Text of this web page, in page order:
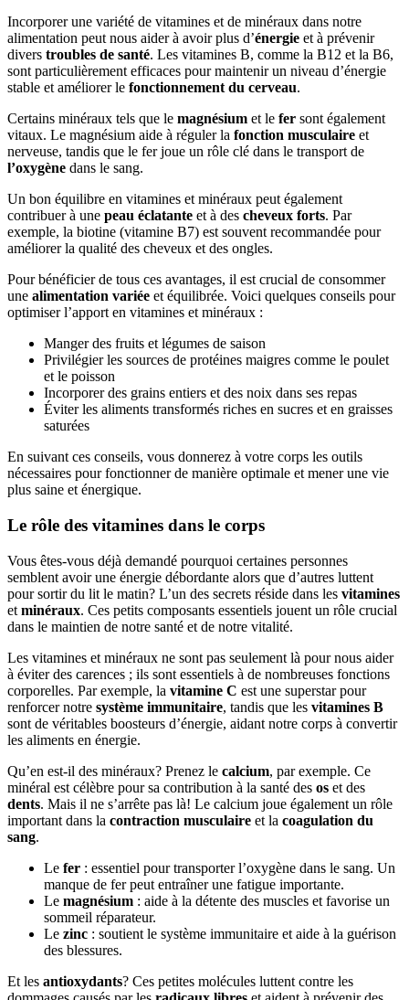
Incorporer une variété de vitamines et de minéraux dans notre
alimentation peut nous aider à avoir plus d’énergie et à prévenir
divers troubles de santé. Les vitamines B, comme la B12 et la B6,
sont particulièrement efficaces pour maintenir un niveau d’énergie
stable et améliorer le fonctionnement du cerveau.
Certains minéraux tels que le magnésium et le fer sont également
vitaux. Le magnésium aide à réguler la fonction musculaire et
nerveuse, tandis que le fer joue un rôle clé dans le transport de
l’oxygène dans le sang.
Un bon équilibre en vitamines et minéraux peut également
contribuer à une peau éclatante et à des cheveux forts. Par
exemple, la biotine (vitamine B7) est souvent recommandée pour
améliorer la qualité des cheveux et des ongles.
Pour bénéficier de tous ces avantages, il est crucial de consommer
une alimentation variée et équilibrée. Voici quelques conseils pour
optimiser l’apport en vitamines et minéraux :
Manger des fruits et légumes de saison
Privilégier les sources de protéines maigres comme le poulet
et le poisson
Incorporer des grains entiers et des noix dans ses repas
Éviter les aliments transformés riches en sucres et en graisses
saturées
En suivant ces conseils, vous donnerez à votre corps les outils
nécessaires pour fonctionner de manière optimale et mener une vie
plus saine et énergique.
Le rôle des vitamines dans le corps
Vous êtes-vous déjà demandé pourquoi certaines personnes
semblent avoir une énergie débordante alors que d’autres luttent
pour sortir du lit le matin? L’un des secrets réside dans les vitamines
et minéraux. Ces petits composants essentiels jouent un rôle crucial
dans le maintien de notre santé et de notre vitalité.
Les vitamines et minéraux ne sont pas seulement là pour nous aider
à éviter des carences ; ils sont essentiels à de nombreuses fonctions
corporelles. Par exemple, la vitamine C est une superstar pour
renforcer notre système immunitaire, tandis que les vitamines B
sont de véritables boosteurs d’énergie, aidant notre corps à convertir
les aliments en énergie.
Qu’en est-il des minéraux? Prenez le calcium, par exemple. Ce
minéral est célèbre pour sa contribution à la santé des os et des
dents. Mais il ne s’arrête pas là! Le calcium joue également un rôle
important dans la contraction musculaire et la coagulation du
sang.
Le fer : essentiel pour transporter l’oxygène dans le sang. Un
manque de fer peut entraîner une fatigue importante.
Le magnésium : aide à la détente des muscles et favorise un
sommeil réparateur.
Le zinc : soutient le système immunitaire et aide à la guérison
des blessures.
Et les antioxydants? Ces petites molécules luttent contre les